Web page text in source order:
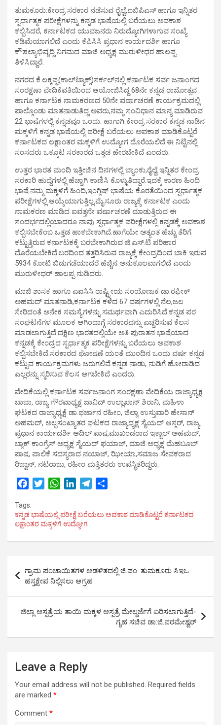
ತುಮಕೂರು:ಕೇಂದ್ರ ಸರಕಾರ ನಡೆಸುವ ರೈಲ್ವೆ,ಐಬಿಪಿಎಸ್ ಹಾಗೂ ಇನ್ನಿತರ
ಸ್ಪರ್ಧಾತ್ಮಕ ಪರೀಕ್ಷೆಗಳನ್ನು ಕನ್ನಡ ಭಾಷೆಯಲ್ಲಿ ಬರೆಯಲು ಅವಕಾಶ
ಕಲ್ಪಿಸಿದರೆ, ಕರ್ನಾಟಕದ ಯುವಜನರು ನಿರುದ್ಯೋಗಿಗಳಾಗುವ ಸಂಖ್ಯೆ
ಕಡಿಮೆಯಾಗಲಿದೆ ಎಂದು ಕೆಪಿಸಿಸಿ ಪ್ರಧಾನ ಕಾರ್ಯದರ್ಶಿ ಹಾಗೂ
ಕೌಶಲ್ಯಾಭಿವೃದ್ದಿ ನಿಗಮದ ಮಾಜಿ ಅಧ್ಯಕ್ಷ ಮುರುಳೀಧರ ಹಾಲಪ್ಪ
ತಿಳಿಸಿದ್ದಾರೆ.
ನಗರದ ಕೆ.ಲಕ್ಕಪ್ಪ(ಕಾಲ್‍ಟ್ಯಾಕ್ಸ್)ಸರ್ಕಲ್‍ನಲ್ಲಿ ಕರ್ನಾಟಕ ಸರ್ವ ಜನಾಂಗದ
ಸಂರಕ್ಷಣಾ ವೇದಿಕೆವತಿಯಿಂದ ಆಯೋಜಿಸಿದ್ದ 68ನೇ ಕನ್ನಡ ರಾಜೋತ್ಸವ
ಹಾಗೂ ಕರ್ನಾಟಕ ನಾಮಕರಣದ 50ನೇ ವರ್ಷಾಚರಣೆ ಕಾರ್ಯಕ್ರಮದಲ್ಲಿ
ಪಾಲ್ಗೊಂಡು ಮಾತನಾಡುತಿದ್ದ ಅವರು,ನಮ್ಮ ಸಂವಿಧಾನ ಮಾನ್ಯ ಮಾಡಿರುವ
22 ಭಾಷೆಗಳಲ್ಲಿ ಕನ್ನಡವೂ ಒಂದು. ಹಾಗಾಗಿ ಕೇಂದ್ರ ಸರಕಾರ ಕನ್ನಡ ನಾಡಿನ
ಮಕ್ಕಳಿಗೆ ಕನ್ನಡ ಭಾಷೆಯಲ್ಲಿ ಪರೀಕ್ಷೆ ಬರೆಯಲು ಅವಕಾಶ ಮಾಡಿಕೊಟ್ಟರೆ
ಕರ್ನಾಟಕದ ಲಕ್ಷಾಂತರ ಮಕ್ಕಳಿಗೆ ಉದ್ಯೋಗ ದೊರೆಯಲಿದೆ.ಈ ನಿಟ್ಟಿನಲ್ಲಿ
ಸಂಸದರು ಒಕ್ಕೂಟ ಸರಕಾರದ ಒತ್ತಡ ಹೇರಬೇಕಿದೆ ಎಂದರು.
ಉತ್ತರ ಭಾರತ ಮಂದಿ ಇತ್ತೀಚಿನ ದಿನಗಳಲ್ಲಿ ಬ್ಯಾಂಕು,ರೈಲ್ವೆ ಇನ್ನಿತರ ಕೇಂದ್ರ
ಸರಕಾರಿ ಹುದ್ದೆಗಳಲ್ಲಿ ಹೆಚ್ಚಾಗಿ ಕಾಣಿಸಿ ಕೊಳ್ಳುತಿದ್ದಾರೆ.ಇದಕ್ಕೆ ಕಾರಣ ಹಿಂದಿ
ಭಾಷೆ.ನಮ್ಮ ಮಕ್ಕಳಿಗೆ ಹಿಂದಿ,ಇಂಗ್ಲಿಷ್ ಭಾಷೆಯ ಕೊರತೆಯಿಂದ ಸ್ಪರ್ಧಾತ್ಮಕ
ಪರೀಕ್ಷೆಗಳಲ್ಲಿ ಆಯ್ಕೆಯಾಗುತ್ತಿಲ್ಲ.ಮೈಸೂರು ರಾಜ್ಯಕ್ಕೆ ಕರ್ನಾಟಕ ಎಂದು
ನಾಮಕರಣ ಮಾಡಿದ ಐವತ್ತನೇ ವರ್ಷಾಚರಣೆ ಮಾಡುತ್ತಿರುವ ಈ
ಸಂದರ್ಭದಲ್ಲಿಯಾದರೂ ನಾವು ಸ್ಪರ್ಧಾತ್ಮಕ ಪರೀಕ್ಷೆಗಳಲ್ಲಿ ಕನ್ನಡಕ್ಕೆ ಅವಕಾಶ
ಕಲ್ಪಿಸಬೇಕೆಂಬ ಒತ್ತಡ ಹಾಕಬೇಕಾಗಿದೆ.ಹಾಗೆಯೇ ಅತ್ಯಂತ ಹೆಚ್ಚು ತೆರಿಗೆ
ಕಟ್ಟುತ್ತಿರುವ ಕರ್ನಾಟಕಕ್ಕೆ ಬರಬೇಕಾಗಿರುವ ಜಿ.ಎಸ್.ಟಿ ಪರಿಹಾರ
ದೊರೆಯಬೇಕಿದೆ.ಬರದಿಂದ ತತ್ತರಿಸಿರುವ ರಾಜ್ಯಕ್ಕೆ ಕೇಂದ್ರದಿಂದ ಬಾಕಿ ಇರುವ
5934 ಕೋಟಿ ಬಿಡುಗಡೆಯಾದರೆ ಹೆಚ್ಚಿನ ಅನುಕೂಲವಾಗಲಿದೆ ಎಂದು
ಮುರುಳೀಧರ್ ಹಾಲಪ್ಪ ನುಡಿದರು.
ಮಾಜಿ ಶಾಸಕ ಹಾಗೂ ಎಐಸಿಸಿ ರಾಷ್ಟ್ರೀಯ ಸಂಯೋಜಕ ಡಾ.ರಫೀಕ್
ಅಹಮದ್ ಮಾತನಾಡಿ,ಕರ್ನಾಟಕ ಕಳೆದ 67 ವರ್ಷಗಳಲ್ಲಿ ನೆಲ,ಜಲ
ಸೇರಿದಂತೆ ಅನೇಕ ಸಮಸ್ಯೆಗಳನ್ನು ಸಮರ್ಥವಾಗಿ ಎದುರಿಸಿದೆ.ಕನ್ನಡ ಪರ
ಸಂಘಟನೆಗಳ ಮೂಲಕ ಆಗಿಂದಾಗ್ಗೆ ಸರಕಾರವನ್ನು ಎಚ್ಚರಿಸುವ ಕೆಲಸ
ಮಾಡಲಾಗುತ್ತಿದೆ.ದಕ್ಷಿಣ ಭಾರತದಲ್ಲಿಯೇ ಅತಿ ಪುರಾತನ ಭಾಷೆಯಾದ
ಕನ್ನಡಕ್ಕೆ ಕೇಂದ್ರದ ಸ್ಪರ್ಧಾತ್ಮಕ ಪರೀಕ್ಷೆಗಳನ್ನು ಬರೆಯಲು ಅವಕಾಶ
ಕಲ್ಪಿಸಬೇಕಿದೆ.ಸರಕಾರದ ಘೋಷಣೆ ಯಂತೆ ಮುಂದಿನ ಒಂದು ವರ್ಷ ಕನ್ನಡ
ಕಟ್ಟುವ ಕಾರ್ಯಕ್ರಮಗಳು ಜರುಗಲಿವೆ.ಕನ್ನಡ ನಾಡು, ನುಡಿಗೆ ಹೋರಾಡಿದ
ಎಲ್ಲರನ್ನು ಸ್ಮರಿಸುವ ಕೆಲಸ ಆಗಬೇಕಿದೆ ಎಂದರು.
ವೇದಿಕೆಯಲ್ಲಿ ಕರ್ನಾಟಕ ಸರ್ವಜನಾಂಗ ಸಂರಕ್ಷಣಾ ವೇದಿಕೆಯ ರಾಜ್ಯಾಧ್ಯಕ್ಷ
ಬಾಬಾ, ರಾಜ್ಯ ಗೌರವಾಧ್ಯಕ್ಷ ಜಾವಿದ್ ಉಲ್ಲಾಖಾನ್ ಶಿರಾನಿ, ಮಹಿಳಾ
ಘಟಕದ ರಾಜ್ಯಾಧ್ಯಕ್ಷೆ ಡಾ.ಫರ್ಜಾನ ರಹೀಂ, ಜಿಲ್ಲಾ ಉಸ್ತುವಾರಿ ಹೇಸಾನ್
ಅಹಮದ್, ಅಲ್ಪಸಂಖ್ಯಾತರ ಘಟಕದ ರಾಜ್ಯಾಧ್ಯಕ್ಷ ಸೈಯದ್ ಆಸ್ಗರ್, ರಾಜ್ಯ
ಪ್ರಧಾನ ಕಾರ್ಯದರ್ಶಿ ಆದಿಲ್ ಪಾಷ,ಮುಖಂಡರಾದ ಇಕ್ಬಾಲ್ ಅಹಮದ್,
ಬ್ಲಾಕ್ ಕಾಂಗ್ರೆಸ್ ಅಧ್ಯಕ್ಷ ಸೈಯದ್ ಫಯಾಜ್, ಮಾಜಿ ಅಧ್ಯಕ್ಷ ಮೆಹಬೂಬ್
ಪಾಷ, ಪಾಲಿಕೆ ಸದಸ್ಯರಾದ ನಯಾಜ್, ಝೀಯಾ,ಸಮಾಜ ಸೇವಕರಾದ
ರಿಜ್ವಾನ್, ನಟರಾಜು, ರಹೀಂ ಮತ್ತಿತರರು ಉಪಸ್ಥಿತರಿದ್ದರು.
c
e
o
t
e
W
t
A
k
e
d
n
e
r
m
r
Tags:
ಕನ್ನಡ ಭಾಷೆಯಲ್ಲಿ ಪರೀಕ್ಷೆ ಬರೆಯಲು ಅವಕಾಶ ಮಾಡಿಕೊಟ್ಟರೆ ಕರ್ನಾಟಕದ
ಲಕ್ಷಾಂತರ ಮಕ್ಕಳಿಗೆ ಉದ್ಯೋಗ
navigation
ಗ್ರಾಮ ಪಂಚಾಯಿತಗಳ ಆಡಳಿತದಲ್ಲಿ ಜಿ.ಪಂ. ತುಮಕೂರು ಸಿಇಒ
ಹಸ್ತಕ್ಷೇಪ ನಿಲ್ಲಿಸಲು ಆಗ್ರಹ
ಜಿಲ್ಲಾ ಆಸ್ಪತ್ರೆಯ ತಾಯಿ ಮಕ್ಕಳ ಆಸ್ಪತ್ರೆ ಮೇಲ್ದರ್ಜೆಗೆ ಏರಿಸಲಾಗುತ್ತಿದೆ-
ಗೃಹ ಸಚಿವ ಡಾ:ಜಿ.ಪರಮೇಶ್ವರ್
Leave a Reply
Your email address will not be published. Required fields
are marked *
Comment *